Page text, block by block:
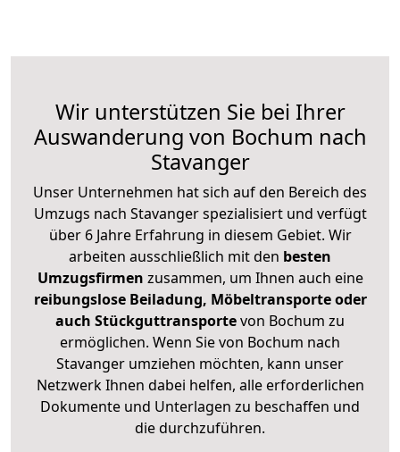
Wir unterstützen Sie bei Ihrer
Auswanderung von Bochum nach
Stavanger
Unser Unternehmen hat sich auf den Bereich des
Umzugs nach Stavanger spezialisiert und verfügt
über 6 Jahre Erfahrung in diesem Gebiet. Wir
arbeiten ausschließlich mit den besten
Umzugsfirmen zusammen, um Ihnen auch eine
reibungslose Beiladung, Möbeltransporte oder
auch Stückguttransportevon Bochum zu
ermöglichen. Wenn Sie von Bochum nach
Stavanger umziehen möchten, kann unser
Netzwerk Ihnen dabei helfen, alle erforderlichen
Dokumente und Unterlagen zu beschaffen und
die durchzuführen.